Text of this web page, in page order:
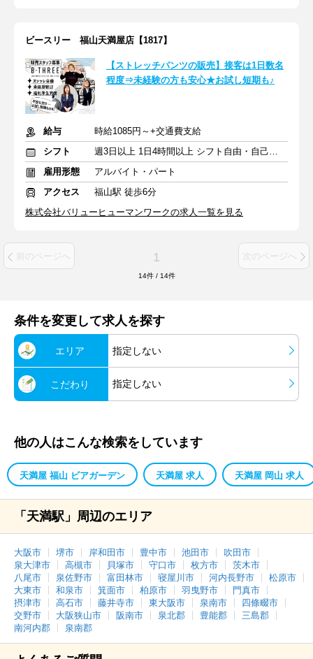
ビースリー 福山天満屋店【1817】
【ストレッチパンツの販売】接客は1日数名
程度⇒未経験の方も安心★お試し短期も♪
給与
時給1085円～+交通費支給
シフト
週3日以上 1日4時間以上 シフト自由・自己申告
雇用形態
アルバイト・パート
アクセス
福山駅 徒歩6分
株式会社バリューヒューマンワークの求人一覧を見る
前のページへ 1 次のページへ
14件 / 14件
条件を変更して求人を探す
エリア 指定しない
こだわり 指定しない
他の人はこんな検索をしています
天満屋 福山 ビアガーデン 天満屋 求人 天満屋 岡山 求人
「天満駅」周辺のエリア
大阪市 堺市 岸和田市 豊中市 池田市
吹田市
泉大津市
高槻市 貝塚市 守口市 枚方市
茨木市
八尾市
泉佐野市 富田林市 寝屋川市 河内長野市
松原市
大東市
和泉市 箕面市 柏原市 羽曳野市
門真市
摂津市
高石市 藤井寺市 東大阪市 泉南市
四條畷市
交野市
大阪狭山市 阪南市 泉北郡 豊能郡
三島郡
南河内郡
泉南郡